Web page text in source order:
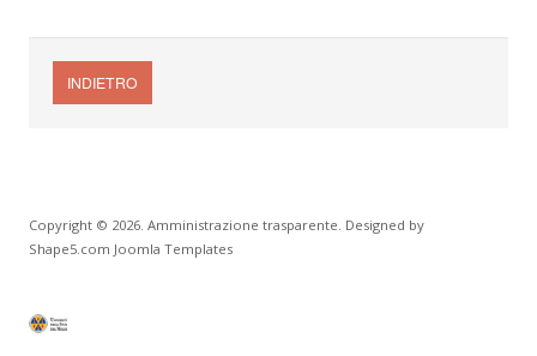
INDIETRO
Copyright © 2026. Amministrazione trasparente. Designed by
Shape5.com Joomla Templates